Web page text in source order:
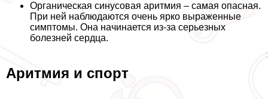
Органическая синусовая аритмия – самая опасная.
При ней наблюдаются очень ярко выраженные
симптомы. Она начинается из-за серьезных
болезней сердца.
Аритмия и спорт